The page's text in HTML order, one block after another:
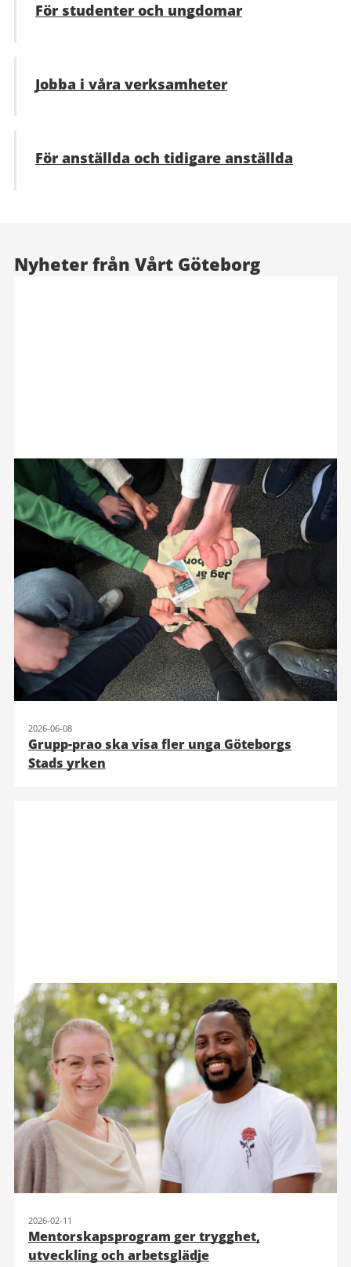
För studenter och ungdomar
Jobba i våra verksamheter
För anställda och tidigare anställda
Nyheter från Vårt Göteborg
2026-06-08
Grupp-prao ska visa fler unga Göteborgs
Stads yrken
2026-02-11
Mentorskapsprogram ger trygghet,
utveckling och arbetsglädje